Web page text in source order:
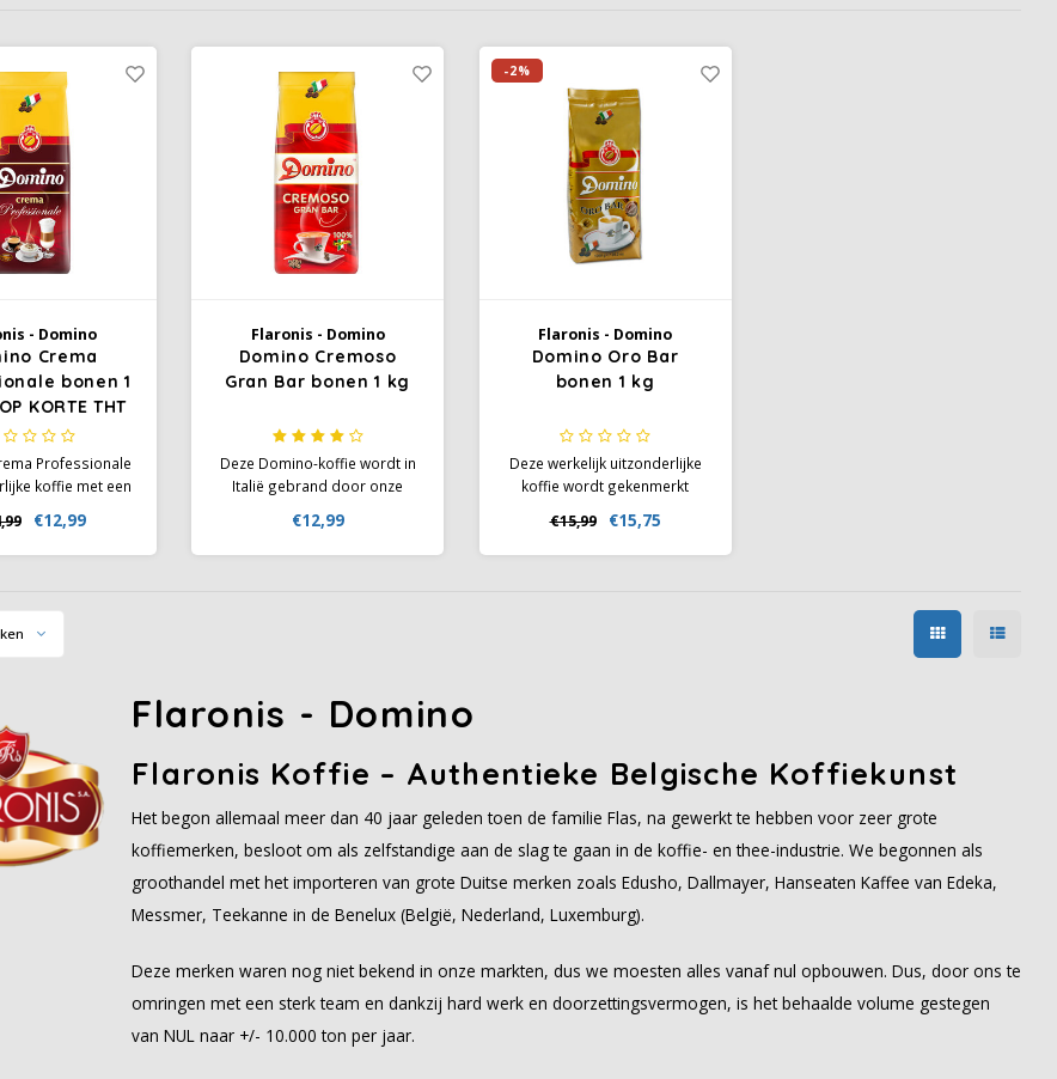
- Domino
Crema
bonen 1
KORTE THT
Professionale
koffie met een
van een
van bonen
€12,99
Flaronis - Domino
Domino Cremoso
Gran Bar bonen 1 kg
Deze Domino-koffie wordt in
Italië gebrand door onze
wordt gekenmerkt door zijn
uitgesproken en heerlijke
€12,99
-2%
Flaronis - Domino
Domino Oro Bar
bonen 1 kg
Deze werkelijk uitzonderlijke
koffie wordt gekenmerkt
subtiele aroma's. In de mond
zijn er tonen van geroosterde
€15,99 €15,75
Flaronis - Domino
Flaronis Koffie – Authentieke Belgische Koffiekunst
Het begon allemaal meer dan 40 jaar geleden toen de familie Flas, na gewerkt te hebben voor zeer grote
koffiemerken, besloot om als zelfstandige aan de slag te gaan in de koffie- en thee-industrie. We begonnen als
groothandel met het importeren van grote Duitse merken zoals Edusho, Dallmayer, Hanseaten Kaffee van Edeka,
Messmer, Teekanne in de Benelux (België, Nederland, Luxemburg).
Deze merken waren nog niet bekend in onze markten, dus we moesten alles vanaf nul opbouwen. Dus, door ons te
omringen met een sterk team en dankzij hard werk en doorzettingsvermogen, is het behaalde volume gestegen
van NUL naar +/- 10.000 ton per jaar.